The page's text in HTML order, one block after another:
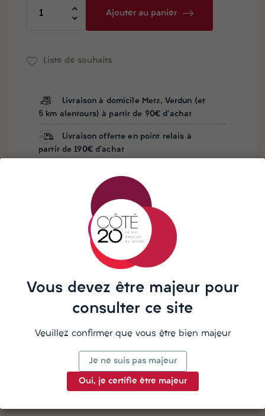
Ajouter au panier
Liste de souhaits
Livraison à domicile Metz, Verdun (et
5 km alentours) à partir de 90€ d'achat
Livraison offerte en point relais à
partir de 190€ d'achat
répond sur WhatsApp
La description
Détails du produit
Vous devez être majeur pour
consulter ce site
Veuillez confirmer que vous être bien majeur
Je ne suis pas majeur
Oui, je certifie être majeur